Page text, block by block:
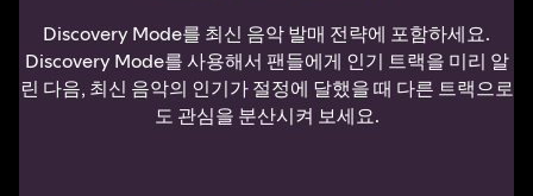
Discovery Mode를 최신 음악 발매 전략에 포함하세요.
Discovery Mode를 사용해서 팬들에게 인기 트랙을 미리 알
린 다음, 최신 음악의 인기가 절정에 달했을 때 다른 트랙으로
도 관심을 분산시켜 보세요.